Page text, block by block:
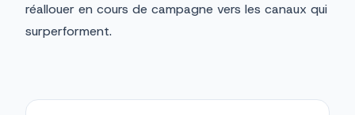
réallouer en cours de campagne vers les canaux qui
surperforment.